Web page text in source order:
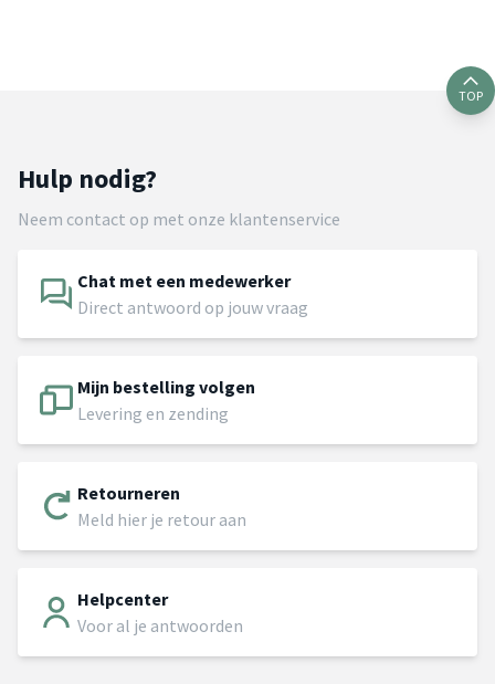
TOP
Hulp nodig?
Neem contact op met onze klantenservice
Chat met een medewerker
Direct antwoord op jouw vraag
Mijn bestelling volgen
Levering en zending
Retourneren
Meld hier je retour aan
Helpcenter
Voor al je antwoorden